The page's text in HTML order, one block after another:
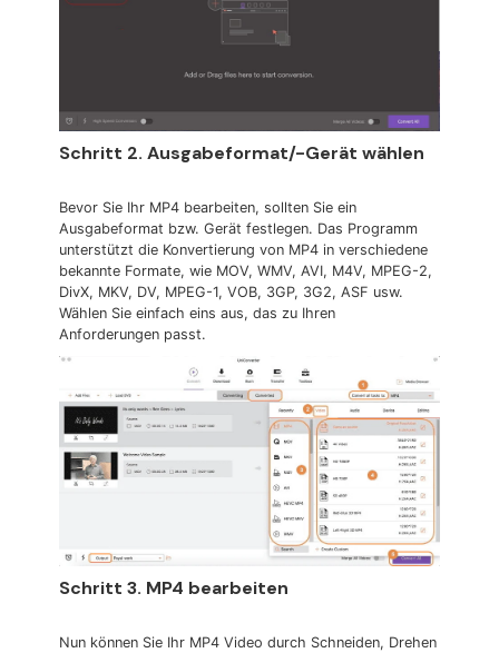
Schritt 2. Ausgabeformat/-Gerät wählen
Bevor Sie Ihr MP4 bearbeiten, sollten Sie ein
Ausgabeformat bzw. Gerät festlegen. Das Programm
unterstützt die Konvertierung von MP4 in verschiedene
bekannte Formate, wie MOV, WMV, AVI, M4V, MPEG-2,
DivX, MKV, DV, MPEG-1, VOB, 3GP, 3G2, ASF usw.
Wählen Sie einfach eins aus, das zu Ihren
Anforderungen passt.
Schritt 3. MP4 bearbeiten
Nun können Sie Ihr MP4 Video durch Schneiden, Drehen